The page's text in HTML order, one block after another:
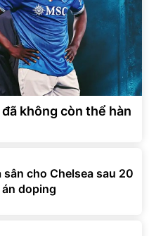
không còn thể hàn
sân cho Chelsea sau 20
doping